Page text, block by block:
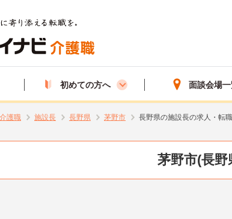
初めての方へ 面談会場
護職 施設長 長野県 茅野市 長野県の施設長の求人・転
茅野市(長